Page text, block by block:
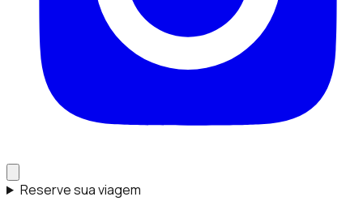
Reserve sua viagem